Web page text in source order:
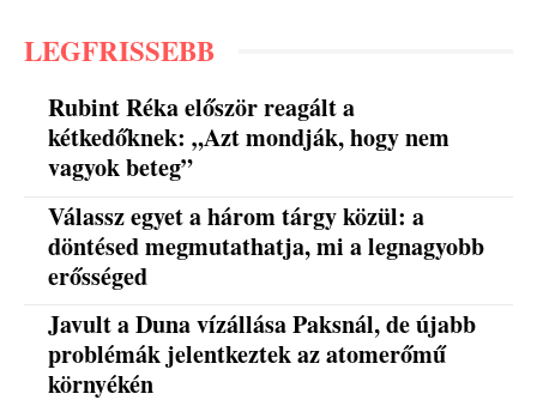
LEGFRISSEBB
Rubint Réka először reagált a
kétkedőknek: „Azt mondják, hogy nem
vagyok beteg”
Válassz egyet a három tárgy közül: a
döntésed megmutathatja, mi a legnagyobb
erősséged
Javult a Duna vízállása Paksnál, de újabb
problémák jelentkeztek az atomerőmű
környékén